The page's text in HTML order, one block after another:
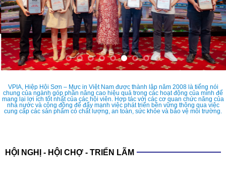
VPIA, Hiệp Hội Sơn – Mực in Việt Nam được thành lập năm 2008 là tiếng nói
chung của ngành góp phần nâng cao hiệu quả trong các hoạt động của mình để
mang lại lợi ích tốt nhất của các hội viên. Hợp tác với các cơ quan chức năng của
nhà nước và cộng đồng để đẩy mạnh việc phát triển bền vững thông qua việc
cung cấp các sản phẩm có chất lượng, an toàn, sức khỏe và bảo vệ môi trường.
HỘI NGHỊ - HỘI CHỢ - TRIỂN LÃM